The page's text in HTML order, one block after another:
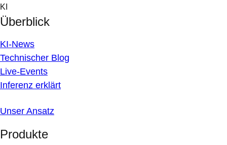
Skip
to
content
KI
Überblick
KI-News
Technischer Blog
Live-Events
Inferenz erklärt
Unser Ansatz
Produkte